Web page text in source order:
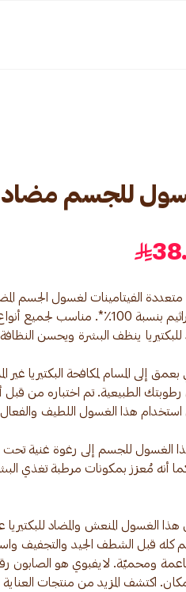
متعددة الفيتامينات لغسول الجسم
حماية أقوى ضد الجراثيم بنسبة
بعمق إلى المسام لمكافحة البكتيريا
رطوبتك الطبيعية. تم اختباره من
للجسم إلى رغوة غنية تحت
كما أنه مُعزز بمكونات مرطبة تغذي
الغسول المنعش والمضاد
قبل الشطف الجيد والتجفيف